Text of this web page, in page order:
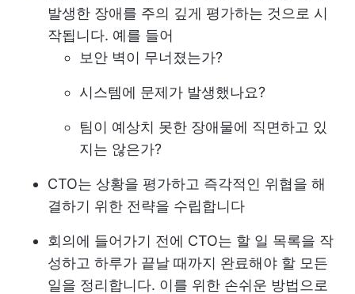
발생한 장애를 주의 깊게 평가하는 것으로 시
작됩니다. 예를 들어
보안 벽이 무너졌는가?
시스템에 문제가 발생했나요?
팀이 예상치 못한 장애물에 직면하고 있
지는 않은가?
CTO는 상황을 평가하고 즉각적인 위협을 해
결하기 위한 전략을 수립합니다
회의에 들어가기 전에 CTO는 할 일 목록을 작
성하고 하루가 끝날 때까지 완료해야 할 모든
일을 정리합니다. 이를 위한 손쉬운 방법으로